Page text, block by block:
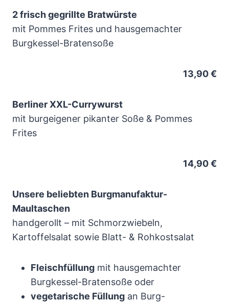
2 frisch gegrillte Bratwürste
mit Pommes Frites und hausgemachter
Burgkessel-Bratensoße
13,90 €
Berliner XXL-Currywurst
mit burgeigener pikanter Soße & Pommes
Frites
14,90 €
Unsere beliebten Burgmanufaktur-
Maultaschen
handgerollt – mit Schmorzwiebeln,
Kartoffelsalat sowie Blatt- & Rohkostsalat
Fleischfüllung mit hausgemachter
Burgkessel-Bratensoße oder
vegetarische Füllung an Burg-